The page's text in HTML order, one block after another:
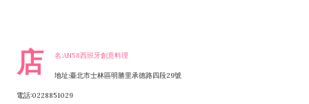
店 名:AN58西班牙創意料理
地址:臺北市士林區明勝里承德路四段29號
電話:0228851029